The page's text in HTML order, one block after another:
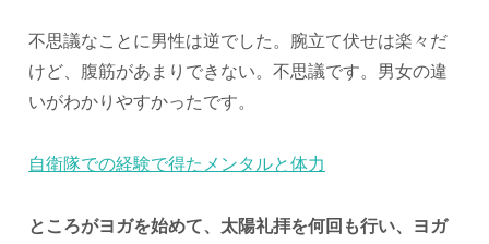
不思議なことに男性は逆でした。腕立て伏せは楽々だ
けど、腹筋があまりできない。不思議です。男女の違
いがわかりやすかったです。
自衛隊での経験で得たメンタルと体力
ところがヨガを始めて、太陽礼拝を何回も行い、ヨガ